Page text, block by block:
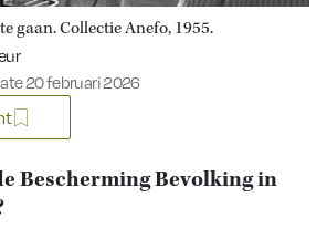
gaan. Collectie Anefo, 1955.
20 februari 2026
Bescherming Bevolking in